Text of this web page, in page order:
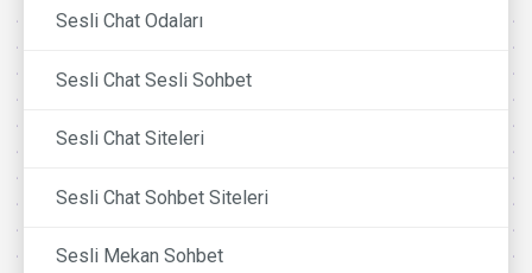
Sesli Chat Odaları
Sesli Chat Sesli Sohbet
Sesli Chat Siteleri
Sesli Chat Sohbet Siteleri
Sesli Mekan Sohbet